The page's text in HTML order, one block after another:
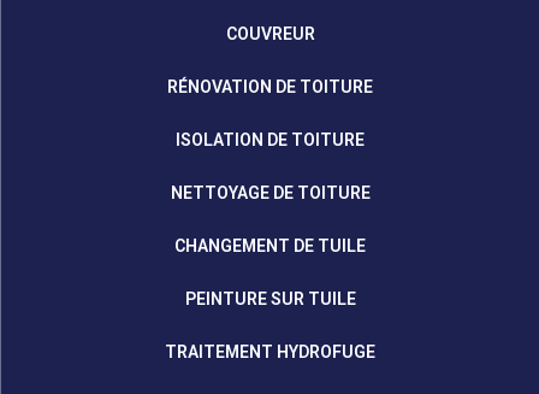
COUVREUR
RÉNOVATION DE TOITURE
ISOLATION DE TOITURE
NETTOYAGE DE TOITURE
CHANGEMENT DE TUILE
PEINTURE SUR TUILE
TRAITEMENT HYDROFUGE